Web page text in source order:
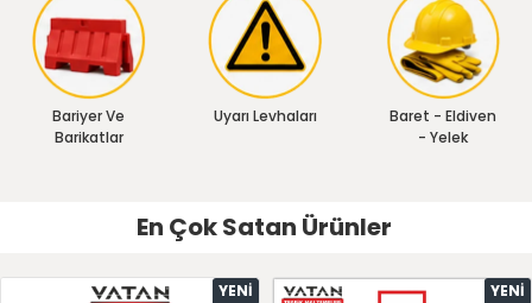
Bariyer Ve
Barikatlar
Uyarı Levhaları
Baret - Eldiven
- Yelek
En Çok Satan Ürünler
YENI YENI